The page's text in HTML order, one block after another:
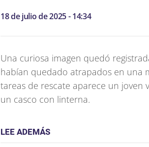
18 de julio de 2025 - 14:34
Una curiosa imagen quedó
habían quedado atrapados en una
tareas de rescate aparece un joven
un casco con linterna.
LEE ADEMÁS